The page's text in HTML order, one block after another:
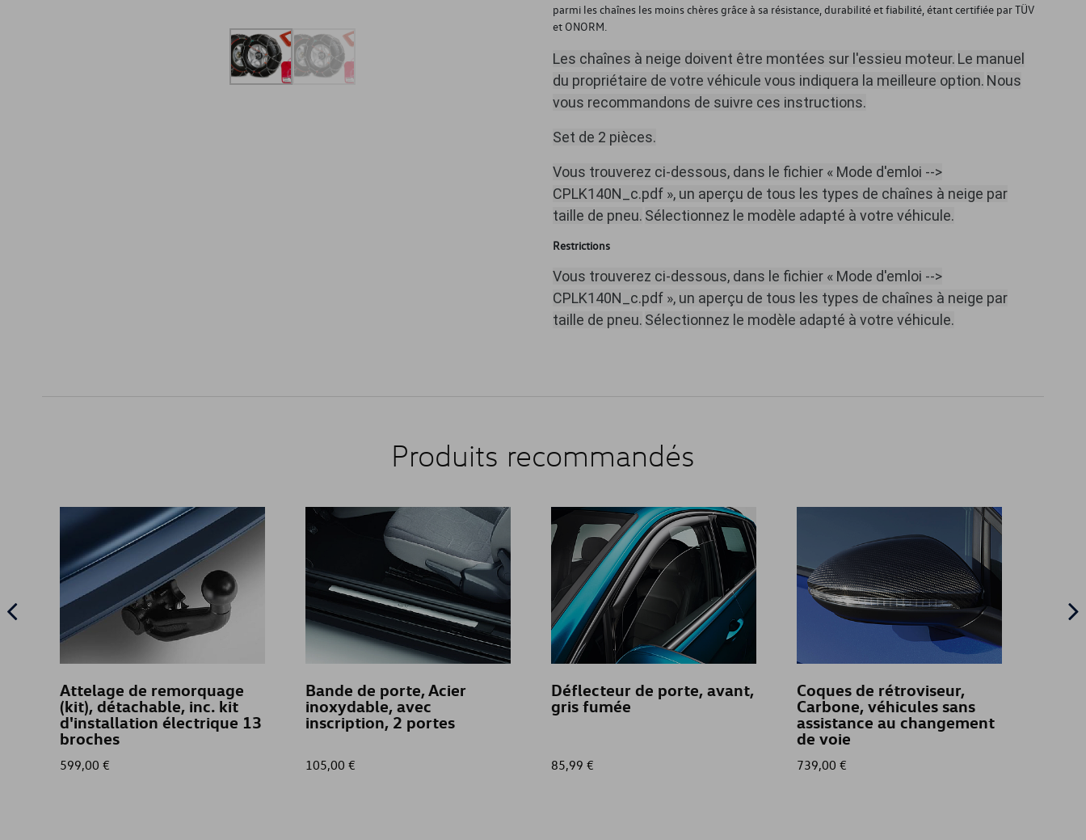
parmi les chaînes les moins chères grâce à sa résistance, durabilité et fiabilité, étant certifiée par TÜV
et ONORM.
Les chaînes à neige doivent être montées sur l'essieu moteur. Le manuel
du propriétaire de votre véhicule vous indiquera la meilleure option. Nous
vous recommandons de suivre ces instructions.
Set de 2 pièces.
Vous trouverez ci-dessous, dans le fichier « Mode d'emloi -->
CPLK140N_c.pdf », un aperçu de tous les types de chaînes à neige par
taille de pneu. Sélectionnez le modèle adapté à votre véhicule.
Restrictions
Vous trouverez ci-dessous, dans le fichier « Mode d'emloi -->
CPLK140N_c.pdf », un aperçu de tous les types de chaînes à neige par
taille de pneu. Sélectionnez le modèle adapté à votre véhicule.
Produits recommandés
Attelage de remorquage
(kit), détachable, inc. kit
d'installation électrique 13
broches
599,00 €
Bande de porte, Acier
inoxydable, avec
inscription, 2 portes
105,00 €
Déflecteur de porte, avant,
gris fumée
85,99 €
Coques de rétroviseur,
Carbone, véhicules sans
assistance au changement
de voie
739,00 €